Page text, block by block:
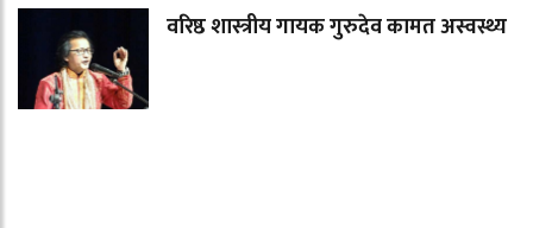
वरिष्ठ शास्त्रीय गायक गुरुदेव कामत अस्वस्थ्य